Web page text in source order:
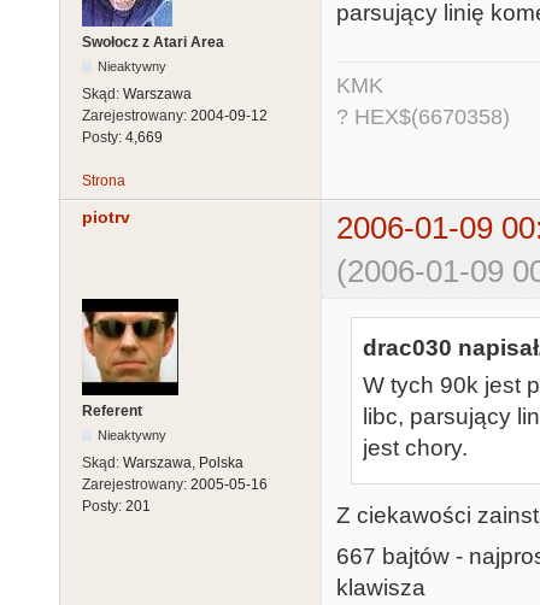
Swołocz z Atari Area
Nieaktywny
Skąd: Warszawa
Zarejestrowany: 2004-09-12
Posty: 4,669
parsujący linię
KMK
? HEX$(6670358)
Strona
piotrv
2006-01-09
(2006-01-09
Referent
Nieaktywny
Skąd: Warszawa, Polska
Zarejestrowany: 2005-05-16
Posty: 201
drac030
W tych 90k jest
libc, parsujący
jest chory.
Z ciekawości
667 bajtów -
klawisza